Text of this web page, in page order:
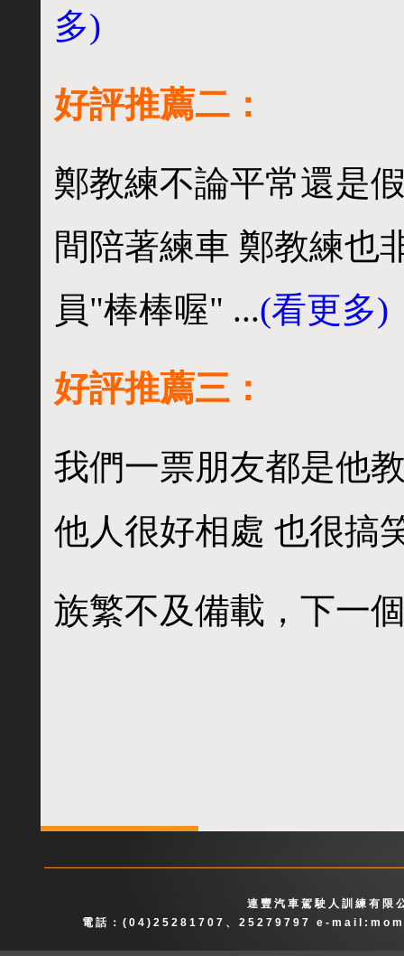
多)
好評推薦二：
鄭教練不論平常還是
間陪著練車 鄭教練也
員"棒棒喔" ...(看更多)
好評推薦三：
我們一票朋友都是他
他人很好相處 也很
族繁不及備載，下一
連豐汽車駕駛人訓練有
電話：(04)25281707、25279797 e-mail: